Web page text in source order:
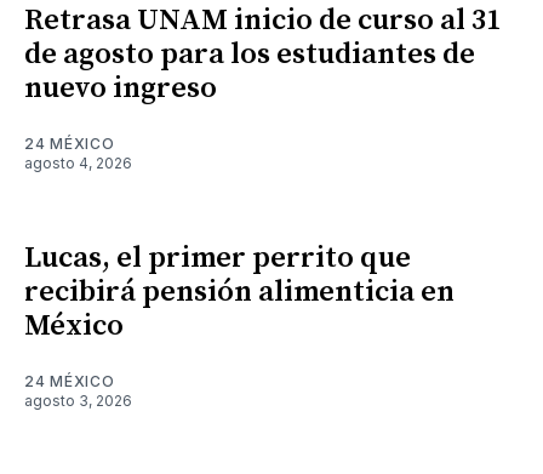
Retrasa UNAM inicio de curso al 31
de agosto para los estudiantes de
nuevo ingreso
24 MÉXICO
agosto 4, 2026
Lucas, el primer perrito que
recibirá pensión alimenticia en
México
24 MÉXICO
agosto 3, 2026